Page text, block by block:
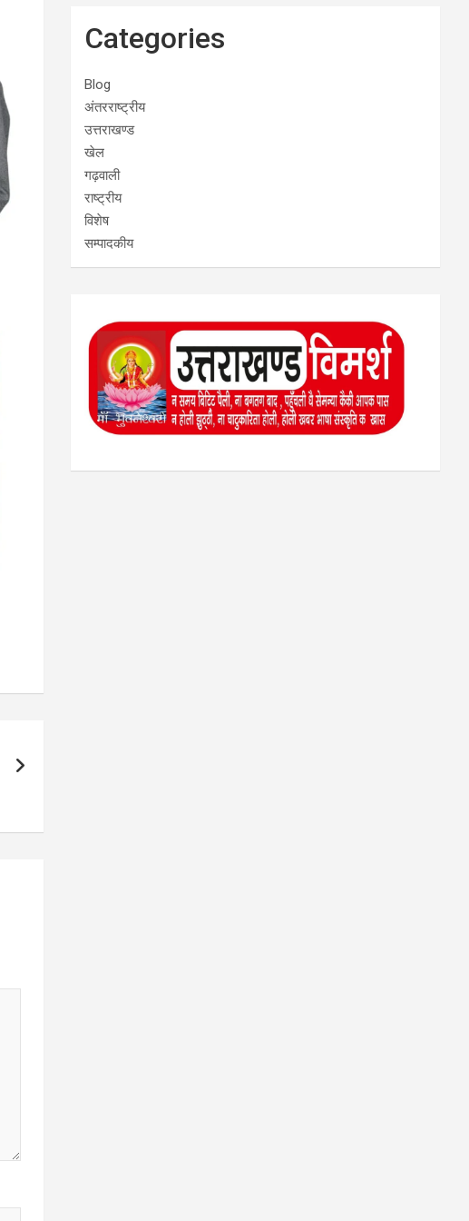
Categories
Blog
अंतरराष्ट्रीय
उत्तराखण्ड
खेल
गढ़वाली
राष्ट्रीय
विशेष
सम्पादकीय